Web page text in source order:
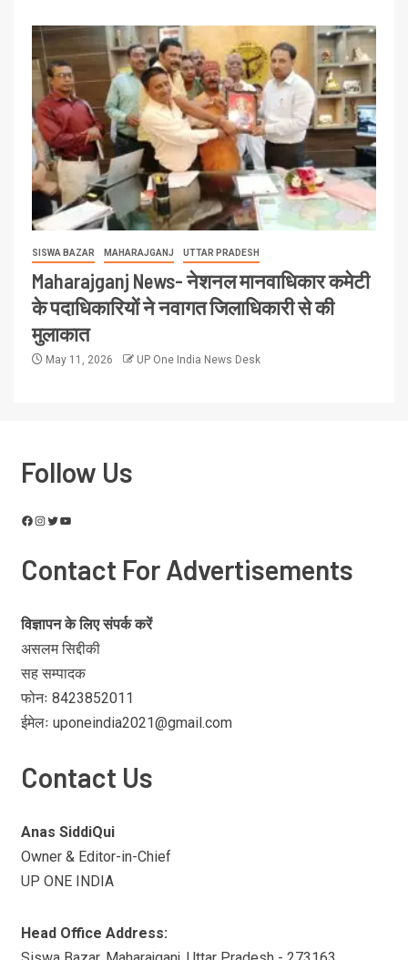
SISWA BAZAR MAHARAJGANJ UTTAR PRADESH
Maharajganj News- नेशनल मानवाधिकार कमेटी
के पदाधिकारियों ने नवागत जिलाधिकारी से की
मुलाकात
May 11, 2026 UP One India News Desk
Follow Us
Contact For Advertisements
विज्ञापन के लिए संपर्क करें
असलम सिद्दीकी
सह सम्पादक
फोनः 8423852011
ईमेलः uponeindia2021@gmail.com
Contact Us
Anas SiddiQui
Owner & Editor-in-Chief
UP ONE INDIA
Head Office Address: